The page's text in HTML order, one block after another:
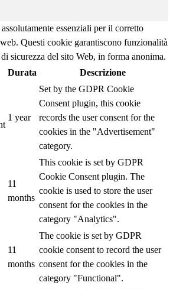
essenziali per il corretto
Questi cookie garantiscono funzionalità
sicurezza del sito Web, in forma anonima.
Durata Descrizione
1 year
Set by the GDPR Cookie
Consent plugin, this cookie
records the user consent for the
cookies in the "Advertisement"
category.
11
months
This cookie is set by GDPR
Cookie Consent plugin. The
cookie is used to store the user
consent for the cookies in the
category "Analytics".
11
months
The cookie is set by GDPR
cookie consent to record the user
consent for the cookies in the
category "Functional".